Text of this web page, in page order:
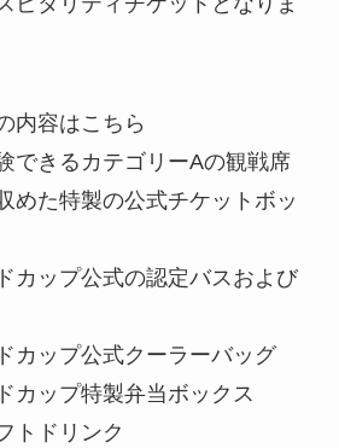
内容はこちら
できるカテゴリーAの観戦席
めた特製の公式チケットボッ
カップ公式の認定バスおよび
カップ公式クーラーバッグ
カップ特製弁当ボックス
トドリンク